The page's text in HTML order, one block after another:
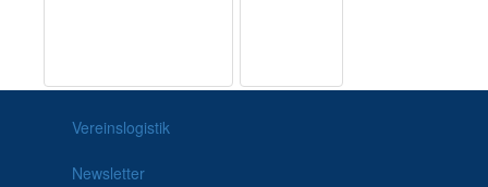
Vereinslogistik
Newsletter